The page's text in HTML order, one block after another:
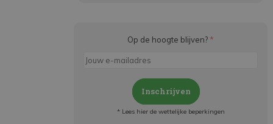
Op de hoogte blijven? *
Inschrijven
* Lees hier de wettelijke beperkingen